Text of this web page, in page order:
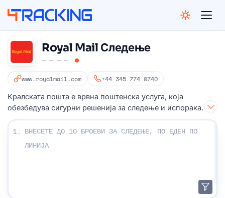
Royal Mail Следење
www.royalmail.com +44 345 774 0740
Кралската пошта е врвна поштенска услуга, која
обезбедува сигурни решенија за следење и испорака.
Внесете ги броевите за следење:
1.